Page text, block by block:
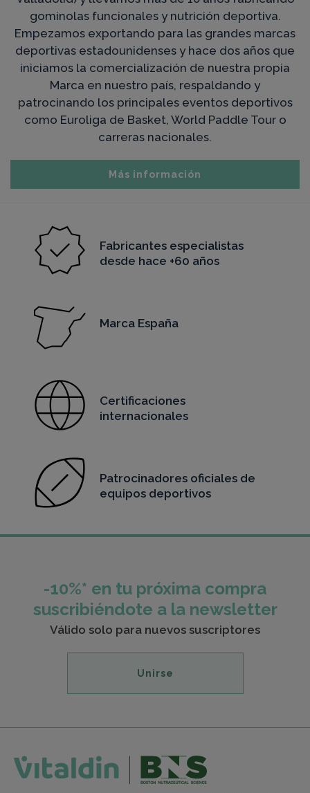
gominolas funcionales y nutrición deportiva.
Empezamos exportando para las grandes marcas
deportivas estadounidenses y hace dos años que
iniciamos la comercialización de nuestra propia
Marca en nuestro país, respaldando y
patrocinando los principales eventos deportivos
como Euroliga de Basket, World Paddle Tour o
carreras nacionales.
Más información
Fabricantes especialistas
desde hace +60 años
Marca España
Certificaciones
internacionales
Patrocinadores oficiales de
equipos deportivos
-10%* en tu próxima compra
suscribiéndote a la newsletter
Válido solo para nuevos suscriptores
Unirse